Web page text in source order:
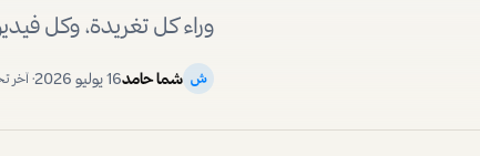
وراء كل تغريدة، وكل
ش شما حامد16 يوليو 2026 · آخر